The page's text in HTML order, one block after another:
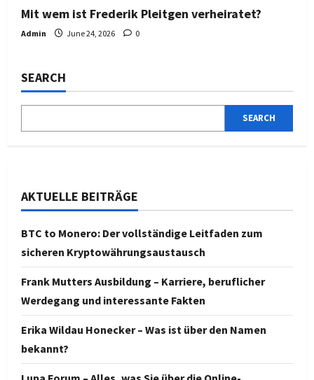
Mit wem ist Frederik Pleitgen verheiratet?
Admin June 24, 2026 0
SEARCH
SEARCH
AKTUELLE BEITRÄGE
BTC to Monero: Der vollständige Leitfaden zum
sicheren Kryptowährungsaustausch
Frank Mutters Ausbildung – Karriere, beruflicher
Werdegang und interessante Fakten
Erika Wildau Honecker – Was ist über den Namen
bekannt?